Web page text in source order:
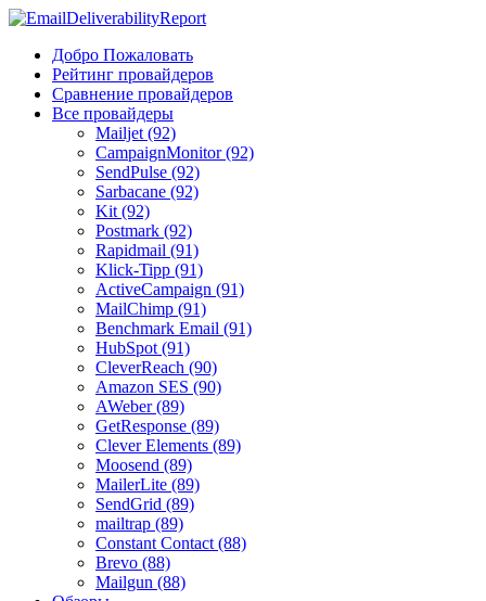
Добро Пожаловать
Рейтинг провайдеров
Сравнение провайдеров
Все провайдеры
Mailjet (92)
CampaignMonitor (92)
SendPulse (92)
Sarbacane (92)
Kit (92)
Postmark (92)
Rapidmail (91)
Klick-Tipp (91)
ActiveCampaign (91)
MailChimp (91)
Benchmark Email (91)
HubSpot (91)
CleverReach (90)
Amazon SES (90)
AWeber (89)
GetResponse (89)
Clever Elements (89)
Moosend (89)
MailerLite (89)
SendGrid (89)
mailtrap (89)
Constant Contact (88)
Brevo (88)
Mailgun (88)